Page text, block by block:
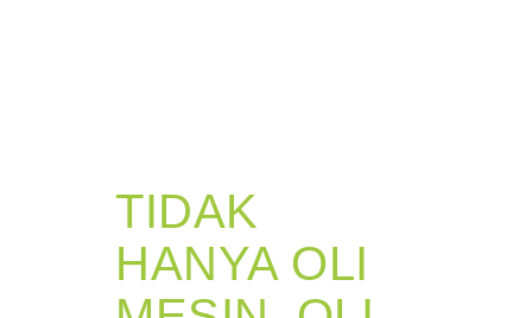
TIDAK
HANYA OLI